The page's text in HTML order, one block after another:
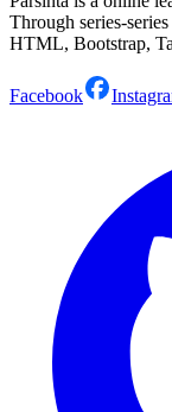
Through series-
HTML, Bootstrap,
Facebook